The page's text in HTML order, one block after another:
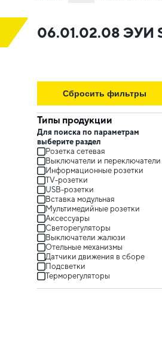
06.01.02
06.01.02.08
Сбросить фильтры
Типы продукции
Для поиска по параметрам
выберите раздел
Розетка сетевая
Выключатели и переключатели
Информационные розетки
TV-розетки
USB-розетки
Вставка модульная
Мультимедийные розетки
Аксессуары
Светорегуляторы
Выключатели жалюзи
Отельные механизмы
Датчики движения в сборе
Подсветки
Терморегуляторы